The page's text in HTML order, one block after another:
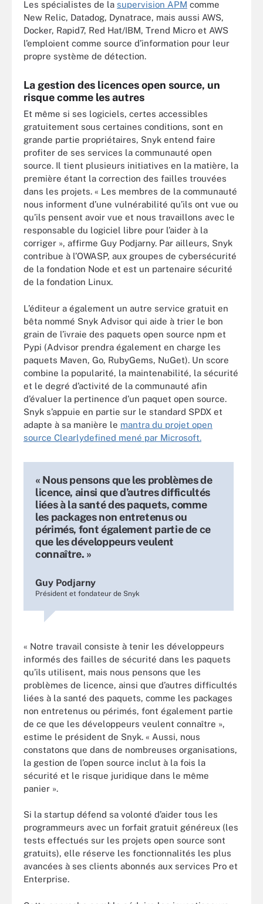
Les spécialistes de la supervision APM comme
New Relic, Datadog, Dynatrace, mais aussi AWS,
Docker, Rapid7, Red Hat/IBM, Trend Micro et AWS
l’emploient comme source d’information pour leur
propre système de détection.
La gestion des licences open source, un
risque comme les autres
Et même si ses logiciels, certes accessibles
gratuitement sous certaines conditions, sont en
grande partie propriétaires, Snyk entend faire
profiter de ses services la communauté open
source. Il tient plusieurs initiatives en la matière, la
première étant la correction des failles trouvées
dans les projets. « Les membres de la communauté
nous informent d’une vulnérabilité qu’ils ont vue ou
qu’ils pensent avoir vue et nous travaillons avec le
responsable du logiciel libre pour l’aider à la
corriger », affirme Guy Podjarny. Par ailleurs, Snyk
contribue à l’OWASP, aux groupes de cybersécurité
de la fondation Node et est un partenaire sécurité
de la fondation Linux.
L’éditeur a également un autre service gratuit en
bêta nommé Snyk Advisor qui aide à trier le bon
grain de l’ivraie des paquets open source npm et
Pypi (Advisor prendra également en charge les
paquets Maven, Go, RubyGems, NuGet). Un score
combine la popularité, la maintenabilité, la sécurité
et le degré d’activité de la communauté afin
d’évaluer la pertinence d’un paquet open source.
Snyk s’appuie en partie sur le standard SPDX et
adapte à sa manière le mantra du projet open
source Clearlydefined mené par Microsoft.
« Nous pensons que les problèmes de
licence, ainsi que d’autres difficultés
liées à la santé des paquets, comme
les packages non entretenus ou
périmés, font également partie de ce
que les développeurs veulent
connaître. »
Guy Podjarny
Président et fondateur de Snyk
« Notre travail consiste à tenir les développeurs
informés des failles de sécurité dans les paquets
qu’ils utilisent, mais nous pensons que les
problèmes de licence, ainsi que d’autres difficultés
liées à la santé des paquets, comme les packages
non entretenus ou périmés, font également partie
de ce que les développeurs veulent connaître »,
estime le président de Snyk. « Aussi, nous
constatons que dans de nombreuses organisations,
la gestion de l’open source inclut à la fois la
sécurité et le risque juridique dans le même
panier ».
Si la startup défend sa volonté d’aider tous les
programmeurs avec un forfait gratuit généreux (les
tests effectués sur les projets open source sont
gratuits), elle réserve les fonctionnalités les plus
avancées à ses clients abonnés aux services Pro et
Enterprise.